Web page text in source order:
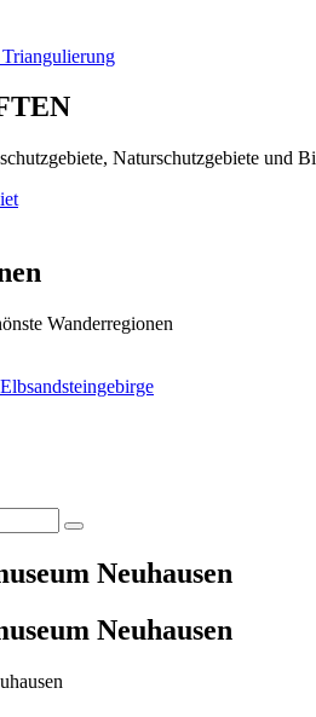
Naturschutzgebiete und
Wanderregionen
Neuhausen
Neuhausen